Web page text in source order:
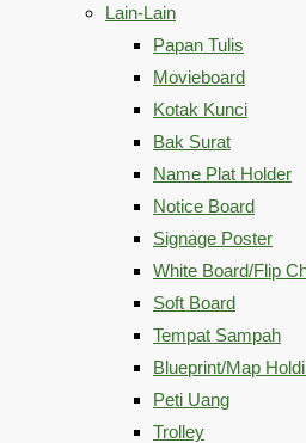
Lain-Lain
Papan Tulis
Movieboard
Kotak Kunci
Bak Surat
Name Plat Holder
Notice Board
Signage Poster
White Board/Flip
Soft Board
Tempat Sampah
Blueprint/Map
Peti Uang
Trolley